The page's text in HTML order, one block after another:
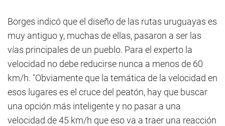
Borges indicó que el diseño de las rutas uruguayas es
muy antiguo y, muchas de ellas, pasaron a ser las
vías principales de un pueblo. Para el experto la
velocidad no debe reducirse nunca a menos de 60
km/h. "Obviamente que la temática de la velocidad en
esos lugares es el cruce del peatón, hay que buscar
una opción más inteligente y no pasar a una
velocidad de 45 km/h que eso va a traer una reacción